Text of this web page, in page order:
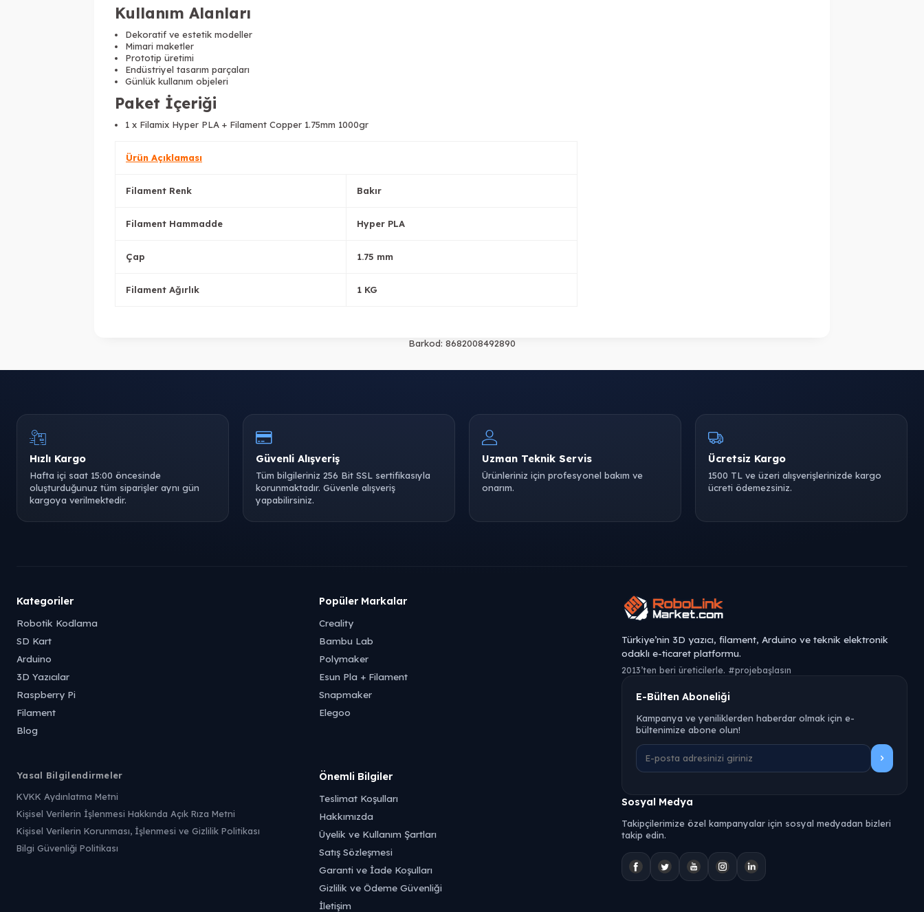
Kullanım Alanları
Dekoratif ve estetik modeller
Mimari maketler
Prototip üretimi
Endüstriyel tasarım parçaları
Günlük kullanım objeleri
Paket İçeriği
1 x Filamix Hyper PLA + Filament Copper 1.75mm 1000gr
Ürün Açıklaması
Filament Renk Bakır
Filament Hammadde Hyper PLA
Çap 1.75 mm
Filament Ağırlık 1 KG
Barkod: 8682008492890
Hızlı Kargo
Hafta içi saat 15:00 öncesinde
oluşturduğunuz tüm siparişler aynı gün
kargoya verilmektedir.
Güvenli Alışveriş
Tüm bilgileriniz 256 Bit SSL sertifikasıyla
korunmaktadır. Güvenle alışveriş
yapabilirsiniz.
Uzman Teknik Servis
Ürünleriniz için profesyonel bakım ve
onarım.
Ücretsiz Kargo
1500 TL ve üzeri alışverişlerinizde kargo
ücreti ödemezsiniz.
Kategoriler
Robotik Kodlama
SD Kart
Arduino
3D Yazıcılar
Raspberry Pi
Filament
Blog
Popüler Markalar
Creality
Bambu Lab
Polymaker
Esun Pla + Filament
Snapmaker
Elegoo
Yasal Bilgilendirmeler
KVKK Aydınlatma Metni
Kişisel Verilerin İşlenmesi Hakkında Açık Rıza Metni
Kişisel Verilerin Korunması, İşlenmesi ve Gizlilik Politikası
Bilgi Güvenliği Politikası
Önemli Bilgiler
Teslimat Koşulları
Hakkımızda
Üyelik ve Kullanım Şartları
Satış Sözleşmesi
Garanti ve İade Koşulları
Gizlilik ve Ödeme Güvenliği
İletişim
Türkiye’nin 3D yazıcı, filament, Arduino ve teknik elektronik
odaklı e-ticaret platformu.
2013’ten beri üreticilerle. #projebaşlasın
E-Bülten Aboneliği
Kampanya ve yeniliklerden haberdar olmak için e-
bültenimize abone olun!
Sosyal Medya
Takipçilerimize özel kampanyalar için sosyal medyadan bizleri
takip edin.